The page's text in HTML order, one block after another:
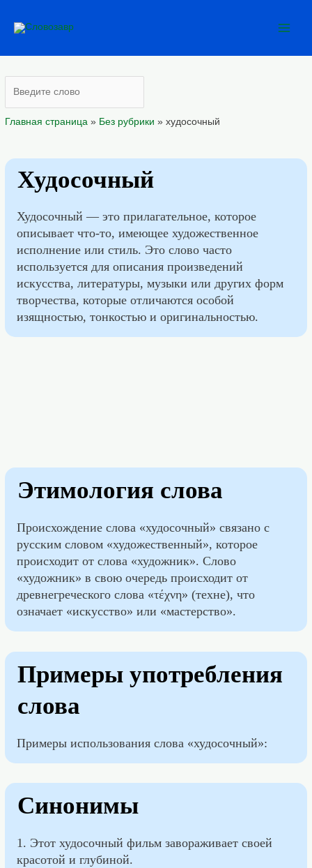
Главная страница » Без рубрики »худосочный
Худосочный
Худосочный — это прилагательное, которое
описывает что-то, имеющее художественное
исполнение или стиль. Это слово часто
используется для описания произведений
искусства, литературы, музыки или других форм
творчества, которые отличаются особой
изящностью, тонкостью и оригинальностью.
Этимология слова
Происхождение слова «худосочный» связано с
русским словом «художественный», которое
происходит от слова «художник». Слово
«художник» в свою очередь происходит от
древнегреческого слова «τέχνη» (техне), что
означает «искусство» или «мастерство».
Примеры употребления
слова
Примеры использования слова «худосочный»:
Синонимы
1. Этот худосочный фильм завораживает своей
красотой и глубиной.